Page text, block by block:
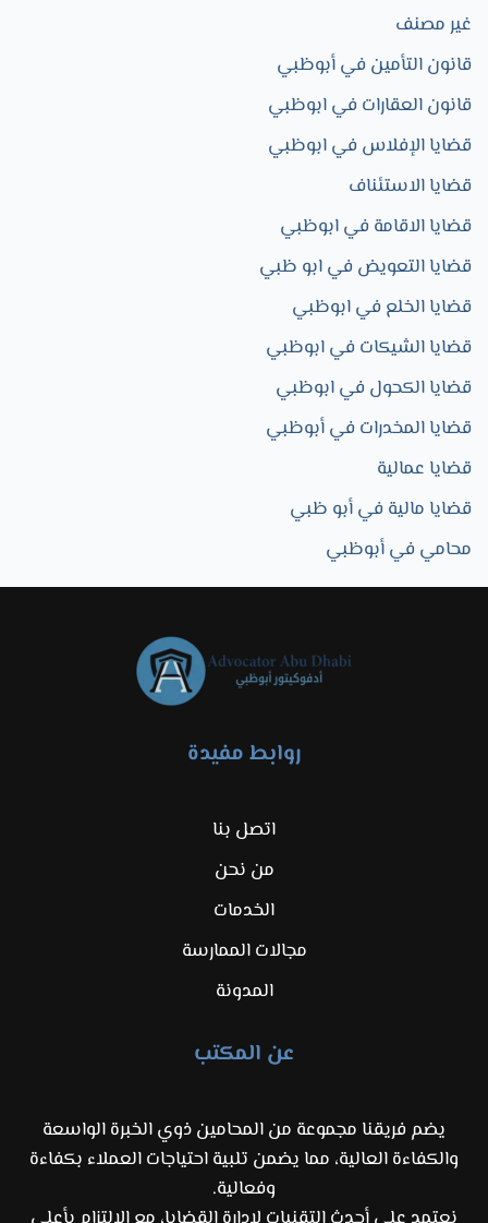
غير مصنف
قانون التأمين في أبوظبي
قانون العقارات في ابوظبي
قضايا الإفلاس في ابوظبي
قضايا الاستئناف
قضايا الاقامة في ابوظبي
قضايا التعويض في ابو ظبي
قضايا الخلع في ابوظبي
قضايا الشيكات في ابوظبي
قضايا الكحول في ابوظبي
قضايا المخدرات في أبوظبي
قضايا عمالية
قضايا مالية في أبو ظبي
محامي في أبوظبي
روابط مفيدة
اتصل بنا
من نحن
الخدمات
مجالات الممارسة
المدونة
عن المكتب
يضم فريقنا مجموعة من المحامين ذوي الخبرة الواسعة
والكفاءة العالية، مما يضمن تلبية احتياجات العملاء بكفاءة
وفعالية.